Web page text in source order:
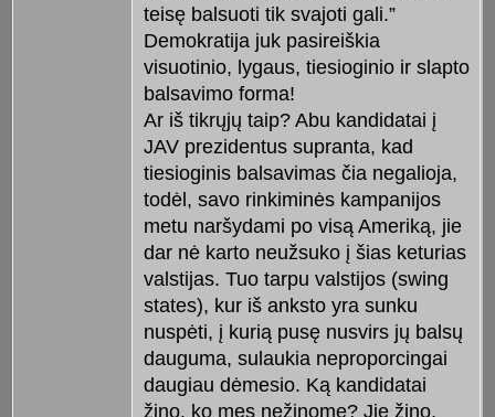
teisę balsuoti tik svajoti gali.”
Demokratija juk pasireiškia
visuotinio, lygaus, tiesioginio ir slapto
balsavimo forma!
Ar iš tikrųjų taip? Abu kandidatai į
JAV prezidentus supranta, kad
tiesioginis balsavimas čia negalioja,
todėl, savo rinkiminės kampanijos
metu naršydami po visą Ameriką, jie
dar nė karto neužsuko į šias keturias
valstijas. Tuo tarpu valstijos (swing
states), kur iš anksto yra sunku
nuspėti, į kurią pusę nusvirs jų balsų
dauguma, sulaukia neproporcingai
daugiau dėmesio. Ką kandidatai
žino, ko mes nežinome? Jie žino,